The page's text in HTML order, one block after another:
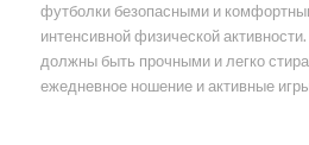
футболки безопасными и
интенсивной физической
должны быть прочными и легко
ежедневное ношение и активные